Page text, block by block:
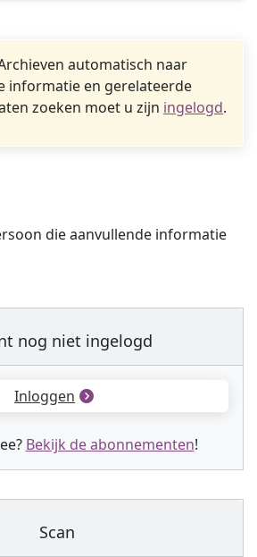
automatisch naar
informatie en gerelateerde
zoeken moet u zijn ingelogd.
die aanvullende informatie
nog niet ingelogd
Inloggen
Bekijk de abonnementen!
Scan